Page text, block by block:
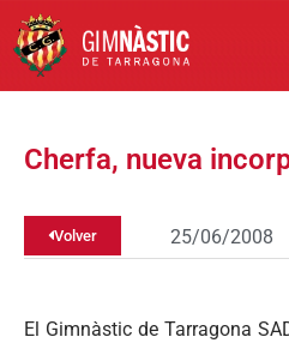
Cherfa, nueva
Volver 25/06/2008
El Gimnàstic de Tarragona